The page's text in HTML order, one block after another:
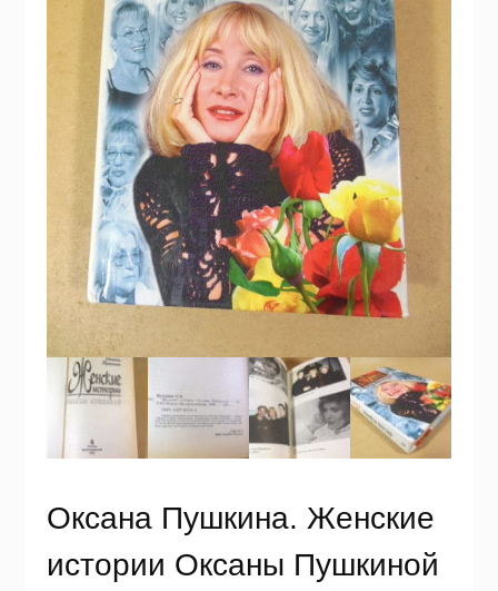
Оксана Пушкина. Женские
истории Оксаны Пушкиной